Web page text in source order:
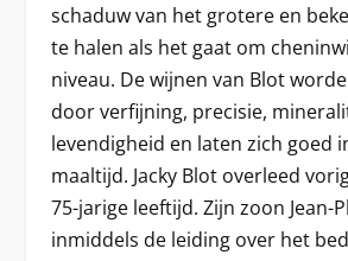
schaduw van het grotere en
te halen als het gaat om
niveau. De wijnen van Blot
door verfijning, precisie,
levendigheid en laten zich goed
maaltijd. Jacky Blot overleed
75-jarige leeftijd. Zijn zoon Jean-
inmiddels de leiding over het